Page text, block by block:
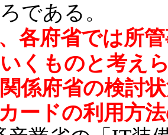
である。
各府省では所
くものと考え
係府省の検討
ードの利用方